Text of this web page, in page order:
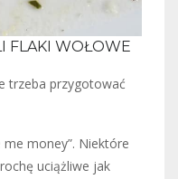
FLAKI WOŁOWE
trzeba przygotować
me money”. Niektóre
uciążliwe jak